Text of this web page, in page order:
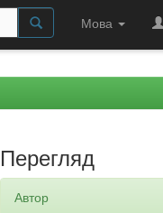
Мова
Перегляд
Автор